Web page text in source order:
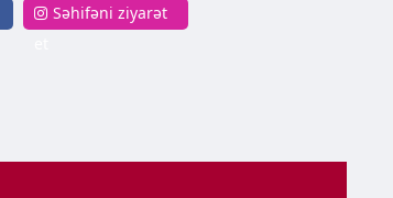
Səhifəni ziyarət